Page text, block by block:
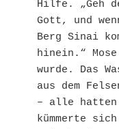
Hilfe. „Geh
Gott, und
Berg Sinai
hinein.“
wurde. Das
aus dem
– alle hatten
kümmerte